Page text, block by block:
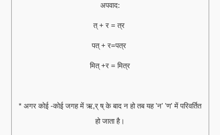
अपवाद:
त् + र = त्र
पत् + र=पत्र
मित् +र = मित्र
* अगर कोई -कोई जगह में ऋ,र् ष् के बाद न हो तब यह 'न' 'ण' में परिवर्तित
हो जाता है।